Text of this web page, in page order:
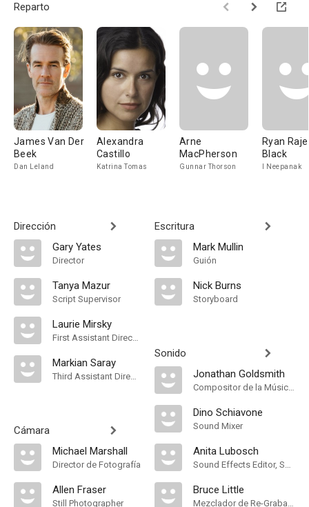
Reparto
James Van Der
Beek
Dan Leland
Alexandra
Castillo
Katrina Tomas
Arne
MacPherson
Gunnar Thorson
Ryan
Black
l Neepanak
Dirección
Gary Yates
Director
Tanya Mazur
Script Supervisor
Laurie Mirsky
First Assistant Director
Markian Saray
Third Assistant Director
Cámara
Michael Marshall
Director de Fotografía
Allen Fraser
Still Photographer
Escritura
Mark Mullin
Guión
Nick Burns
Storyboard
Sonido
Jonathan Goldsmith
Compositor de la Música Original
Dino Schiavone
Sound Mixer
Anita Lubosch
Sound Effects Editor, Sound Effects Designer
Bruce Little
Mezclador de Re-Grabación de Sonido, Sound Supervisor